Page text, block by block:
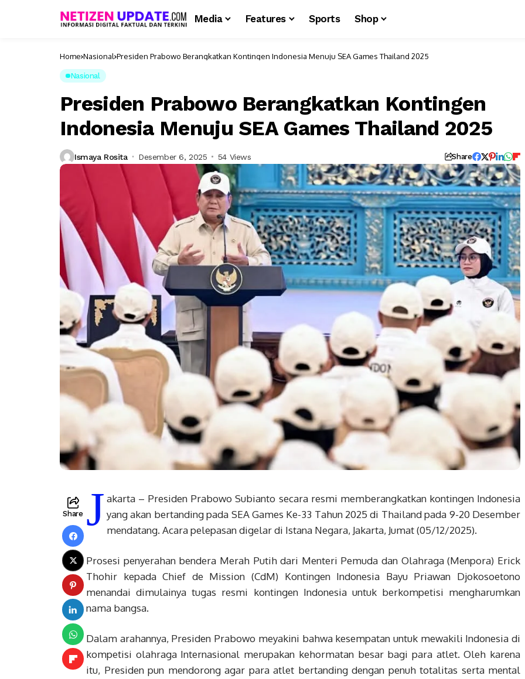
Media Features Sports Shop
Home Nasional Presiden Prabowo Berangkatkan Kontingen Indonesia Menuju SEA Games Thailand 2025
Nasional
Presiden Prabowo Berangkatkan Kontingen
Indonesia Menuju SEA Games Thailand 2025
Ismaya Rosita Desember 6, 2025 54 Views Share
Share J akarta – Presiden Prabowo Subianto secara resmi memberangkatkan kontingen Indonesia
yang akan bertanding pada SEA Games Ke-33 Tahun 2025 di Thailand pada 9-20 Desember
mendatang. Acara pelepasan digelar di Istana Negara, Jakarta, Jumat (05/12/2025).
Prosesi penyerahan bendera Merah Putih dari Menteri Pemuda dan Olahraga (Menpora) Erick
Thohir kepada Chief de Mission (CdM) Kontingen Indonesia Bayu Priawan Djokosoetono
menandai dimulainya tugas resmi kontingen Indonesia untuk berkompetisi mengharumkan
nama bangsa.
Dalam arahannya, Presiden Prabowo meyakini bahwa kesempatan untuk mewakili Indonesia di
kompetisi olahraga Internasional merupakan kehormatan besar bagi para atlet. Oleh karena
itu, Presiden pun mendorong agar para atlet bertanding dengan penuh totalitas serta mental